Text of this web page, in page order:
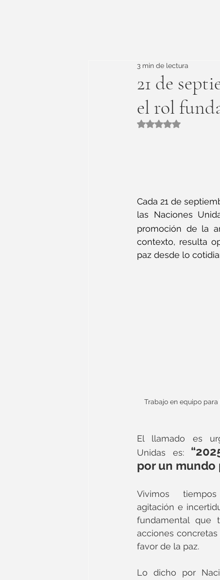
21 de
el rol
3 min de lectura
Obtuvo NaN de 5
Cada 21 de
las Naciones
promoción de la
contexto, resulta
paz desde lo
Trabajo en equipo
El llamado es
Unidas es:
por un mundo
Vivimos
agitación e
fundamental que
acciones
favor de la paz.
Lo dicho por